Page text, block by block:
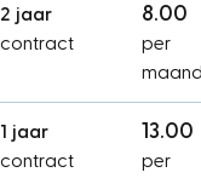
2 jaar
contract
8.00
per
1 jaar
contract
13.00
per